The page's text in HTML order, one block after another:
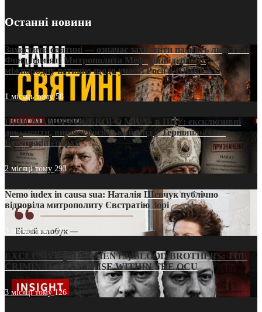
Останні новини
Захистити святині — означає захистити пам’ять людства:
Фонд пам’яті Митрополита Мефодія підтримує
міжнародну петицію щодо участі Росії в ЮНЕСКО
1 місяць тому58
ПРИСМАК «РУССЬКОГО МІРА» в ПЦУ: ексклюзивні
документи, вирок і російський слід у Тернопільсько-
Бучацькій єпархії
2 місяці тому 293
Nemo iudex in causa sua: Наталія Шевчук публічно
відповіла митрополиту Євстратію Зорі
3 місяці тому212
EXCLUSIVE (DOCUMENTS)/BLOOD BROTHERS: THE
CRIMINAL FRANCHISE WITHIN THE OCU
3 місяці тому126